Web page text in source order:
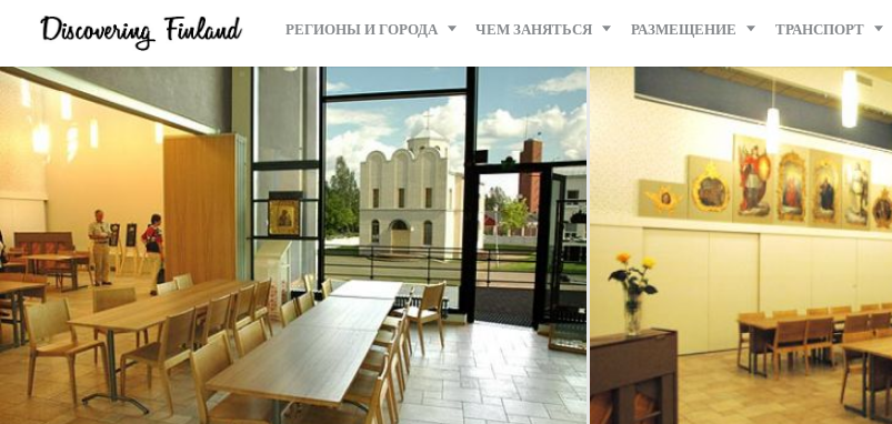
РЕГИОНЫ И ГОРОДА ЧЕМ ЗАНЯТЬСЯ РАЗМЕЩЕНИЕ ТРАНСПОРТ